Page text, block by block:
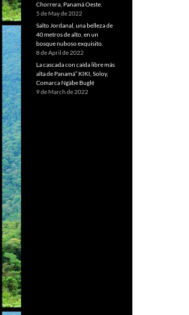
Chorrera, Panamá Oeste.
5 de May de 2022
Salto Jordanal, una belleza de
40 metros de alto, en un
bosque nuboso exquisito.
8 de April de 2022
La cascada con caída libre más
alta de Panamá” KIKI, Soloy,
Comarca Ngäbe Buglé
9 de March de 2022